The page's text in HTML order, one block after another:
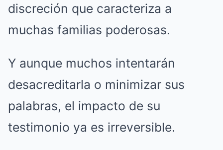
discreción que caracteriza a
muchas familias poderosas.
Y aunque muchos intentarán
desacreditarla o minimizar sus
palabras, el impacto de su
testimonio ya es irreversible.